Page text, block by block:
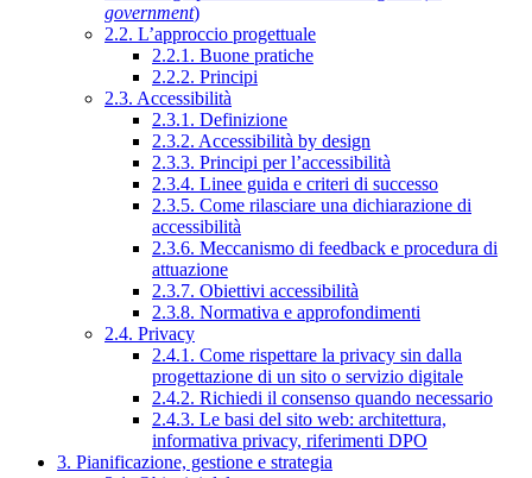
government)
2.2. L’approccio progettuale
2.2.1. Buone pratiche
2.2.2. Principi
2.3. Accessibilità
2.3.1. Definizione
2.3.2. Accessibilità by design
2.3.3. Principi per l’accessibilità
2.3.4. Linee guida e criteri di successo
2.3.5. Come rilasciare una dichiarazione di
accessibilità
2.3.6. Meccanismo di feedback e procedura di
attuazione
2.3.7. Obiettivi accessibilità
2.3.8. Normativa e approfondimenti
2.4. Privacy
2.4.1. Come rispettare la privacy sin dalla
progettazione di un sito o servizio digitale
2.4.2. Richiedi il consenso quando necessario
2.4.3. Le basi del sito web: architettura,
informativa privacy, riferimenti DPO
3. Pianificazione, gestione e strategia